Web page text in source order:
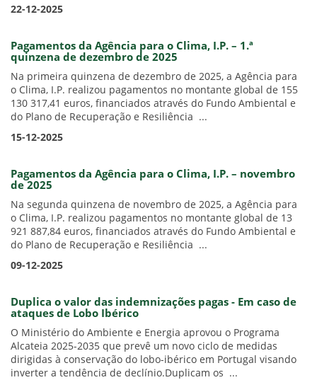
22-12-2025
Pagamentos da Agência para o Clima, I.P. – 1.ª
quinzena de dezembro de 2025
Na primeira quinzena de dezembro de 2025, a Agência para
o Clima, I.P. realizou pagamentos no montante global de 155
130 317,41 euros, financiados através do Fundo Ambiental e
do Plano de Recuperação e Resiliência ...
15-12-2025
Pagamentos da Agência para o Clima, I.P. – novembro
de 2025
Na segunda quinzena de novembro de 2025, a Agência para
o Clima, I.P. realizou pagamentos no montante global de 13
921 887,84 euros, financiados através do Fundo Ambiental e
do Plano de Recuperação e Resiliência ...
09-12-2025
Duplica o valor das indemnizações pagas - Em caso de
ataques de Lobo Ibérico
O Ministério do Ambiente e Energia aprovou o Programa
Alcateia 2025-2035 que prevê um novo ciclo de medidas
dirigidas à conservação do lobo-ibérico em Portugal visando
inverter a tendência de declínio.Duplicam os ...